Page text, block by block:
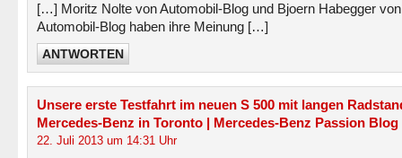
[…] Moritz Nolte von Automobil-Blog und Bjoern Habegger
Automobil-Blog haben ihre Meinung […]
ANTWORTEN
Unsere erste Testfahrt im neuen S 500 mit langen
Mercedes-Benz in Toronto | Mercedes-Benz Passion Blog
22. Juli 2013 um 14:31 Uhr